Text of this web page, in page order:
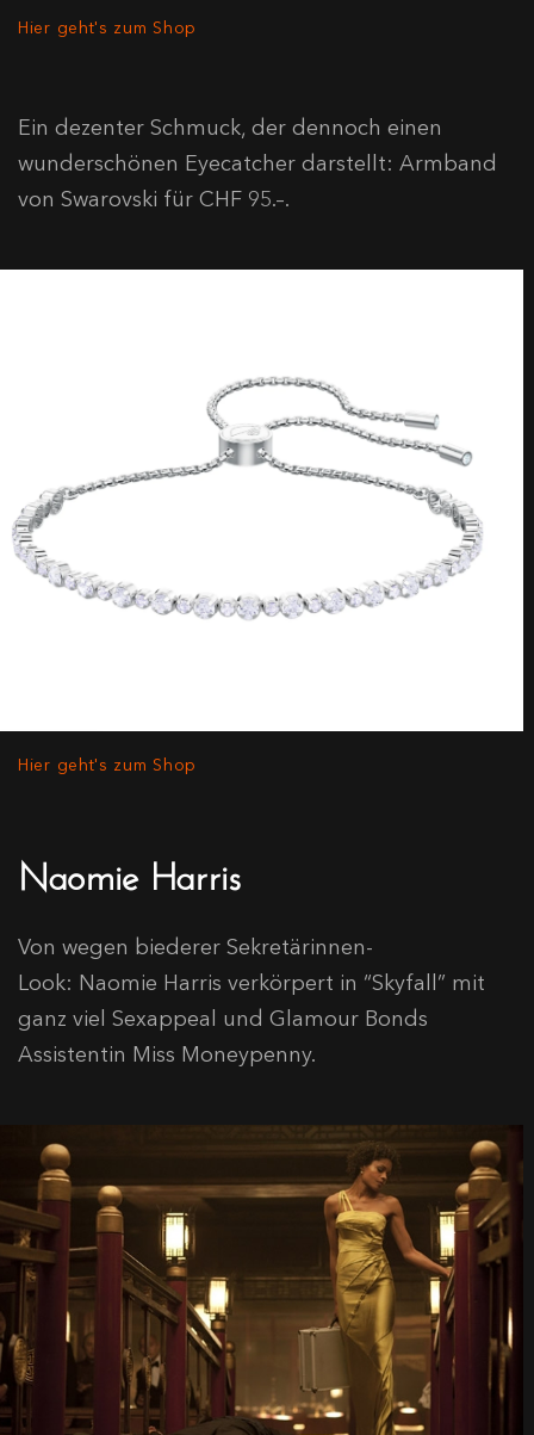
Hier geht's zum Shop
Ein dezenter Schmuck, der dennoch einen
wunderschönen Eyecatcher darstellt: Armband
von Swarovski für CHF 95.–.
Hier geht's zum Shop
Naomie Harris
Von wegen biederer Sekretärinnen-
Look: Naomie Harris verkörpert in “Skyfall” mit
ganz viel Sexappeal und Glamour Bonds
Assistentin Miss Moneypenny.